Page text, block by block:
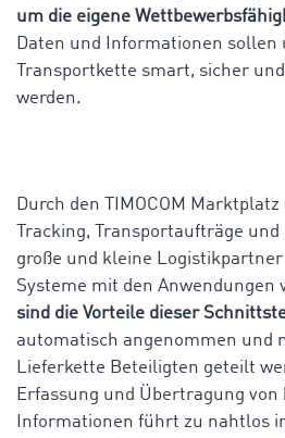
um die eigene
Daten und Informationen sollen
Transportkette smart, sicher
werden.
Durch den TIMOCOM
Tracking, Transportaufträge
große und kleine
Systeme mit den Anwendungen
sind die Vorteile dieser
automatisch angenommen und
Lieferkette Beteiligten geteilt
Erfassung und Übertragung von
Informationen führt zu nahtlos